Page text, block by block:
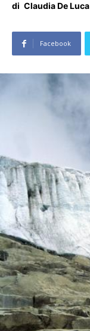
di Claudia De Luca
Facebook